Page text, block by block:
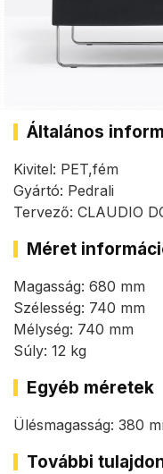
Általános
Kivitel: PET,fém
Gyártó: Pedrali
Tervező: CLAUDIO
Méret
Magasság: 680 mm
Szélesség: 740 mm
Mélység: 740 mm
Súly: 12 kg
Egyéb méretek
Ülésmagasság: 380
További